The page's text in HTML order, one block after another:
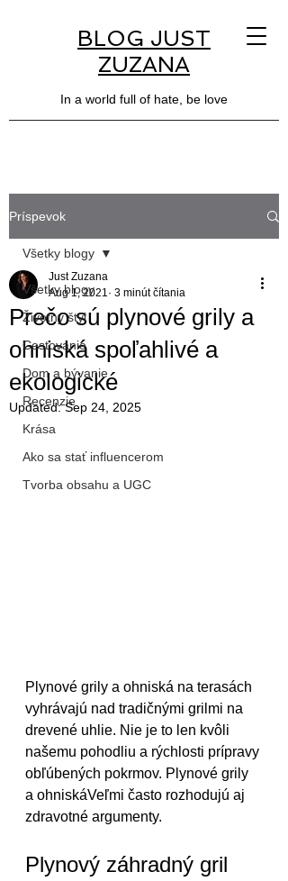
BLOG JUST
ZUZANA
In a world full of hate, be love
Príspevok
Všetky blogy
Životný štýl
Cestovanie
Dom a bývanie
Recenzie
Krása
Ako sa stať influencerom
Tvorba obsahu a UGC
Všetky blogy
Prečo sú plynové grily a
ohniská spoľahlivé a
ekologické
Just Zuzana
Aug 1, 2021 3 minút čítania
Updated:Sep 24, 2025
Plynové grily a ohniská na terasách
vyhrávajú nad tradičnými grilmi na
drevené uhlie. Nie je to len kvôli
našemu pohodliu a rýchlosti prípravy
obľúbených pokrmov. Plynové grily
a ohniskáVeľmi často rozhodujú aj
zdravotné argumenty.
Plynový záhradný gril